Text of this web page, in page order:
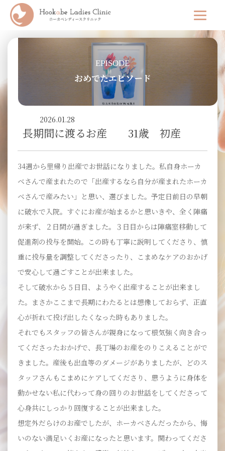
EPISODE
おめでたエピソード
2026.01.28
長期間に渡るお産 31歳 初産
34週から里帰り出産でお世話になりました。私自身ホーカ
ベさんで産まれたので「出産するなら自分が産まれたホーカ
ベさんで産みたい」と思い、選びました。予定日前日の早朝
に破水で入院。すぐにお産が始まるかと思いきや、全く陣痛
が来ず、２日間が過ぎました。３日目からは陣痛室移動して
促進剤の投与を開始。この時も丁寧に説明してくださり、慎
重に投与量を調整してくださったり、こまめなケアのおかげ
で安心して過ごすことが出来ました。
そして破水から５日目、ようやく出産することが出来まし
た。まさかここまで長期にわたるとは想像しておらず、正直
心が折れて投げ出したくなった時もありました。
それでもスタッフの皆さんが親身になって根気強く向き合っ
てくださったおかげで、長丁場のお産をのりこえることがで
きました。産後も出血等のダメージがありましたが、どのス
タッフさんもこまめにケアしてくださり、思うように身体を
動かせない私に代わって身の回りのお世話をしてくださって
心身共にしっかり回復することが出来ました。
想定外だらけのお産でしたが、ホーカベさんだったから、悔
いのない満足いくお産になったと思います。関わってくださ